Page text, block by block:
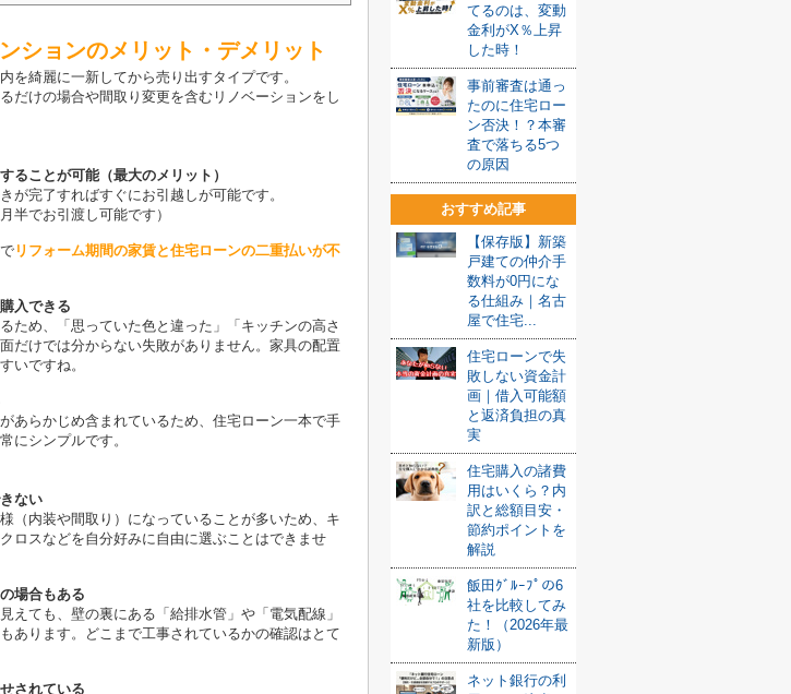
ションのメリット・デメリット
を綺麗に一新してから売り出すタイプです。
だけの場合や間取り変更を含むリノベーションをし
ることが可能（最大のメリット）
が完了すればすぐにお引越しが可能です。
半でお引渡し可能です）
リフォーム期間の家賃と住宅ローンの二重払いが不
入できる
ため、「思っていた色と違った」「キッチンの高さ
だけでは分からない失敗がありません。家具の配置
いですね。
あらかじめ含まれているため、住宅ローン一本で手
にシンプルです。
ない
（内装や間取り）になっていることが多いため、キ
ロスなどを自分好みに自由に選ぶことはできませ
場合もある
えても、壁の裏にある「給排水管」や「電気配線」
あります。どこまで工事されているかの確認はとて
されている
てるのは、変動
金利がX％上昇
した時！
事前審査は通っ
たのに住宅ロー
ン否決！？本審
査で落ちる5つ
の原因
おすすめ記事
【保存版】新築
戸建ての仲介手
数料が0円にな
る仕組み｜名古
屋で住宅...
住宅ローンで失
敗しない資金計
画｜借入可能額
と返済負担の真
実
住宅購入の諸費
用はいくら？内
訳と総額目安・
節約ポイントを
解説
飯田ｸﾞﾙｰﾌﾟの6
社を比較してみ
た！（2026年最
新版）
ネット銀行の利